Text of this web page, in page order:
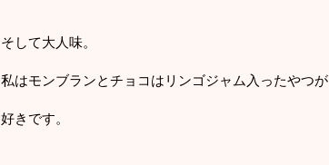
そして大人味。
私はモンブランとチョコはリンゴジャム入ったやつが
好きです。